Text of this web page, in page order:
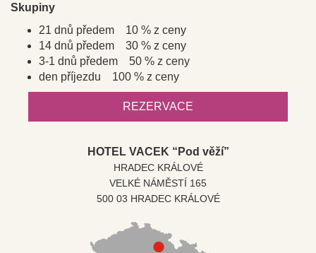
Skupiny
21 dnů předem 10 % z ceny
14 dnů předem 30 % z ceny
3-1 dnů předem 50 % z ceny
den příjezdu 100 % z ceny
REZERVACE
HOTEL VACEK “Pod věží”
HRADEC KRÁLOVÉ
VELKÉ NÁMĚSTÍ 165
500 03 HRADEC KRÁLOVÉ